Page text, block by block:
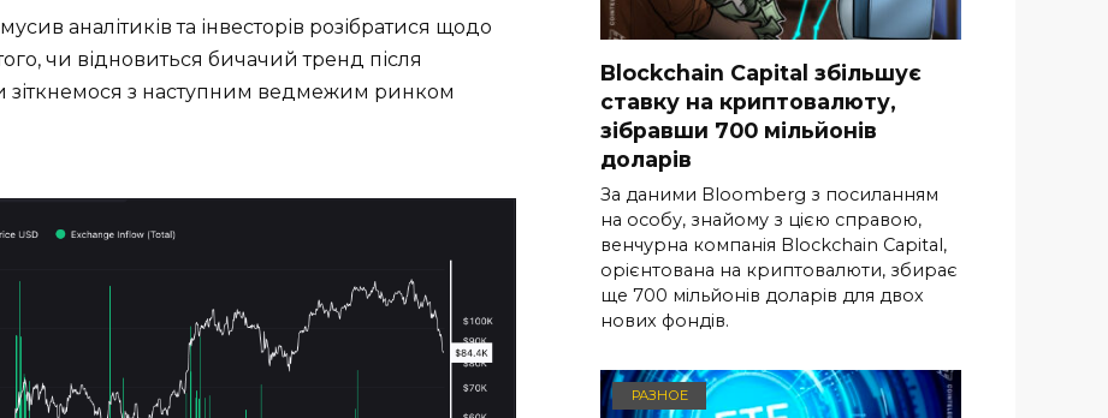
аналітиків та інвесторів розібратися щодо
чи відновиться бичачий тренд після
зіткнемося з наступним ведмежим ринком
Blockchain Capital збільшує
ставку на криптовалюту,
зібравши 700 мільйонів
доларів
За даними Bloomberg з посиланням
на особу, знайому з цією справою,
венчурна компанія Blockchain Capital,
орієнтована на криптовалюти, збирає
ще 700 мільйонів доларів для двох
нових фондів.
РАЗНОЕ